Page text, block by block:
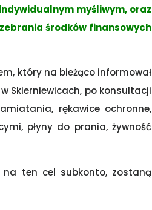
myśliwym, oraz
środków finansowych
który na bieżąco informował
Skierniewicach, po konsultacji
rękawice ochronne,
płyny do prania, żywność
na ten cel subkonto, zostaną